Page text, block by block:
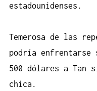
estadounidenses.
Temerosa de las
podría
500 dólares a
chica.